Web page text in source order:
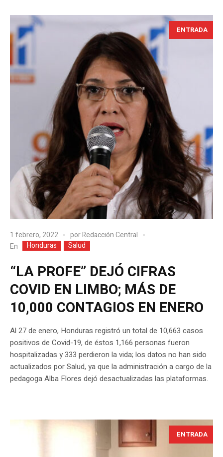
ENTRADA
1 febrero, 2022 porRedacción Central
En
Honduras Salud
“LA PROFE” DEJÓ CIFRAS
COVID EN LIMBO; MÁS DE
10,000 CONTAGIOS EN ENERO
Al 27 de enero, Honduras registró un total de 10,663 casos
positivos de Covid-19, de éstos 1,166 personas fueron
hospitalizadas y 333 perdieron la vida; los datos no han sido
actualizados por Salud, ya que la administración a cargo de la
pedagoga Alba Flores dejó desactualizadas las plataformas.
ENTRADA